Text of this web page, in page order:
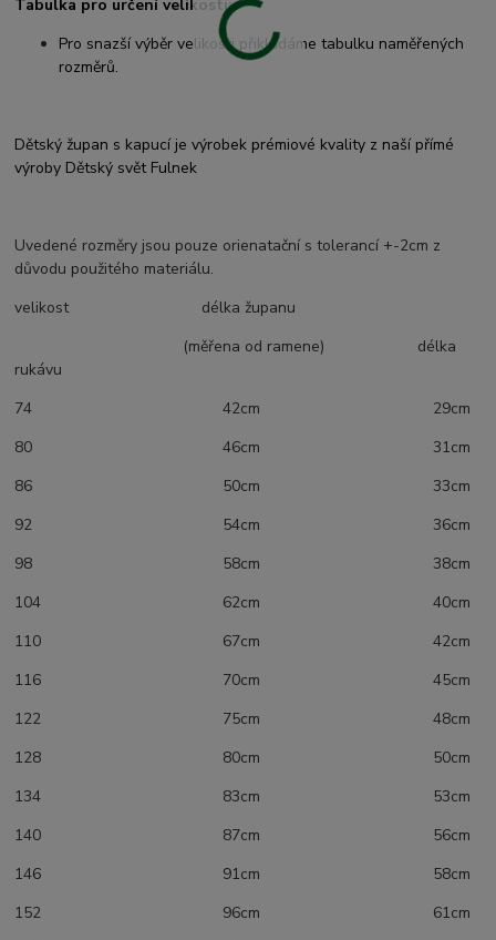
Tabulka pro určení velikosti:
Pro snazší výběr velikosti přikládáme tabulku naměřených
rozměrů.
Dětský župan s kapucí je výrobek prémiové kvality z naší přímé
výroby Dětský svět Fulnek
Uvedené rozměry jsou pouze orienatační s tolerancí +-2cm z
důvodu použitého materiálu.
velikost délka županu
(měřena od ramene) délka
rukávu
74 42cm 29cm
80 46cm 31cm
86 50cm 33cm
92 54cm 36cm
98 58cm 38cm
104 62cm 40cm
110 67cm 42cm
116 70cm 45cm
122 75cm 48cm
128 80cm 50cm
134 83cm 53cm
140 87cm 56cm
146 91cm 58cm
152 96cm 61cm